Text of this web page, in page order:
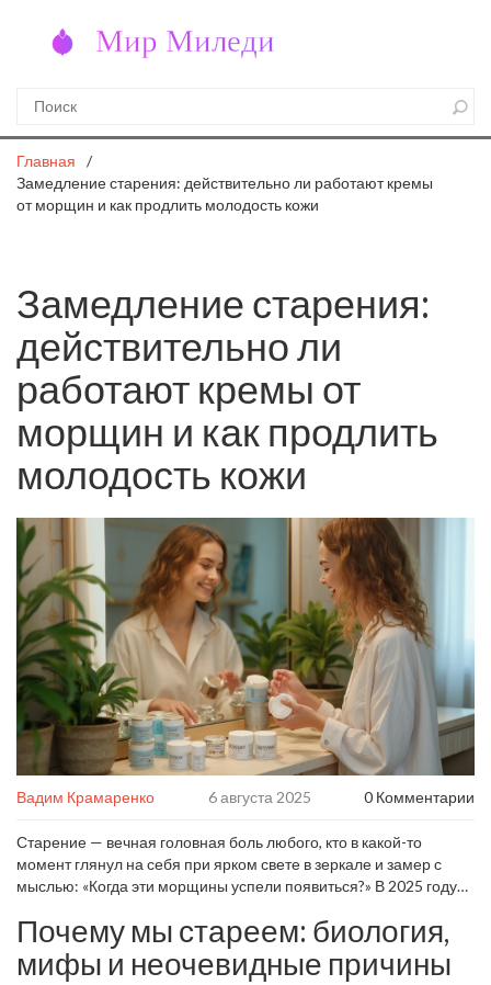
Главная
Замедление старения: действительно ли работают кремы
от морщин и как продлить молодость кожи
Замедление старения:
действительно ли
работают кремы от
морщин и как продлить
молодость кожи
Вадим Крамаренко 6 августа 2025 0 Комментарии
Старение — вечная головная боль любого, кто в какой-то
момент глянул на себя при ярком свете в зеркале и замер с
мыслью: «Когда эти морщины успели появиться?» В 2025 году
точностью до месяца, витрины заполнили баночки с громкими
обещаниями, а TikTok взрывают инструкции о том, как очистить
лимфу лица ложкой для йогурта. Но работает ли всё это или
Почему мы стареем: биология,
мифы и неочевидные причины